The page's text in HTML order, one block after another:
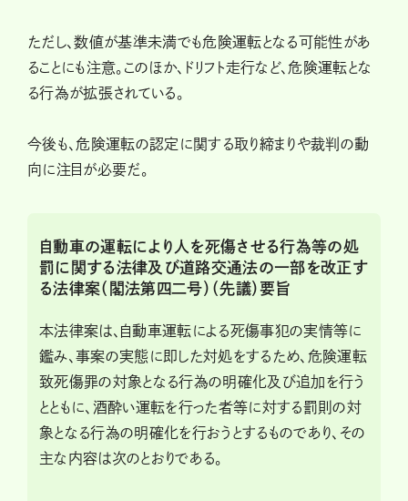
ただし、数値が基準未満でも危険運転となる可能性があ
ることにも注意。このほか、ドリフト走行など、危険運転とな
る行為が拡張されている。
今後も、危険運転の認定に関する取り締まりや裁判の動
向に注目が必要だ。
自動車の運転により人を死傷させる行為等の処
罰に関する法律及び道路交通法の一部を改正す
る法律案（閣法第四二号）（先議）要旨
本法律案は、自動車運転による死傷事犯の実情等に
鑑み、事案の実態に即した対処をするため、危険運転
致死傷罪の対象となる行為の明確化及び追加を行う
とともに、酒酔い運転を行った者等に対する罰則の対
象となる行為の明確化を行おうとするものであり、その
主な内容は次のとおりである。